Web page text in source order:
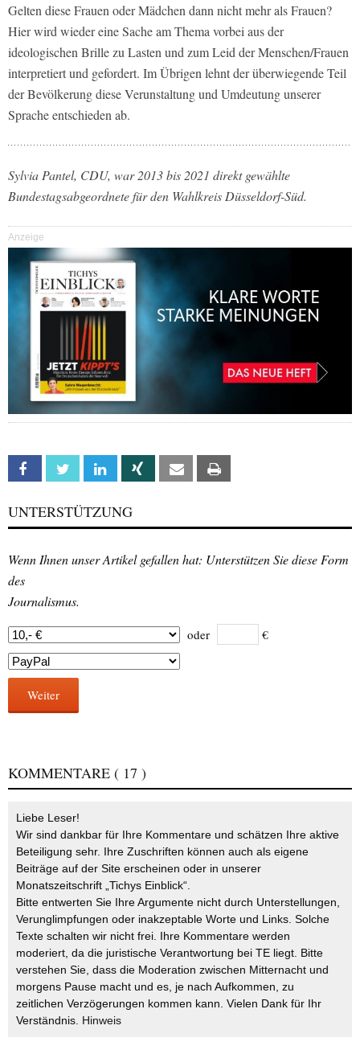
Gelten diese Frauen oder Mädchen dann nicht mehr als Frauen?
Hier wird wieder eine Sache am Thema vorbei aus der
ideologischen Brille zu Lasten und zum Leid der Menschen/Frauen
interpretiert und gefordert. Im Übrigen lehnt der überwiegende Teil
der Bevölkerung diese Verunstaltung und Umdeutung unserer
Sprache entschieden ab.
Sylvia Pantel, CDU, war 2013 bis 2021 direkt gewählte
Bundestagsabgeordnete für den Wahlkreis Düsseldorf-Süd.
Anzeige
Facebook Twitter Linkedin Xing Email
UNTERSTÜTZUNG
Wenn Ihnen unser Artikel gefallen hat: Unterstützen Sie diese Form
des
Journalismus.
oder €
Weiter
KOMMENTARE ( 17 )
Liebe Leser!
Wir sind dankbar für Ihre Kommentare und schätzen Ihre aktive
Beteiligung sehr. Ihre Zuschriften können auch als eigene
Beiträge auf der Site erscheinen oder in unserer
Monatszeitschrift „Tichys Einblick“.
Bitte entwerten Sie Ihre Argumente nicht durch Unterstellungen,
Verunglimpfungen oder inakzeptable Worte und Links. Solche
Texte schalten wir nicht frei. Ihre Kommentare werden
moderiert, da die juristische Verantwortung bei TE liegt. Bitte
verstehen Sie, dass die Moderation zwischen Mitternacht und
morgens Pause macht und es, je nach Aufkommen, zu
zeitlichen Verzögerungen kommen kann. Vielen Dank für Ihr
Verständnis. Hinweis